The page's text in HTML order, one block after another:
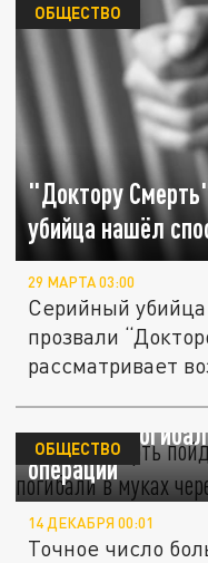
"Доктору
убийца нашёл
ОБЩЕСТВО
29 МАРТА 03:00
Серийный
прозвали
рассматривает
"Доктор смерть"
пациенты
операций
ОБЩЕСТВО
14 ДЕКАБРЯ 00:01
Точное число